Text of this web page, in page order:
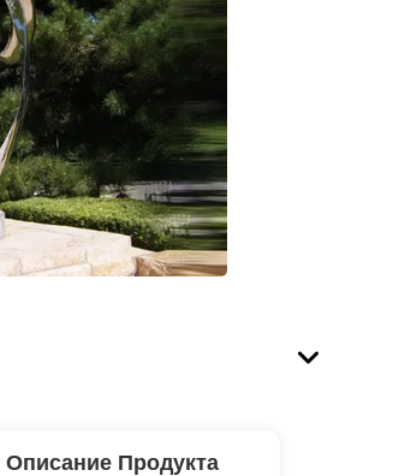
Описание Продукта